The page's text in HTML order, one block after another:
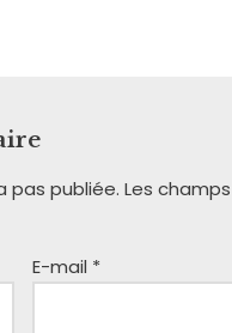
pas publiée. Les
E-mail *